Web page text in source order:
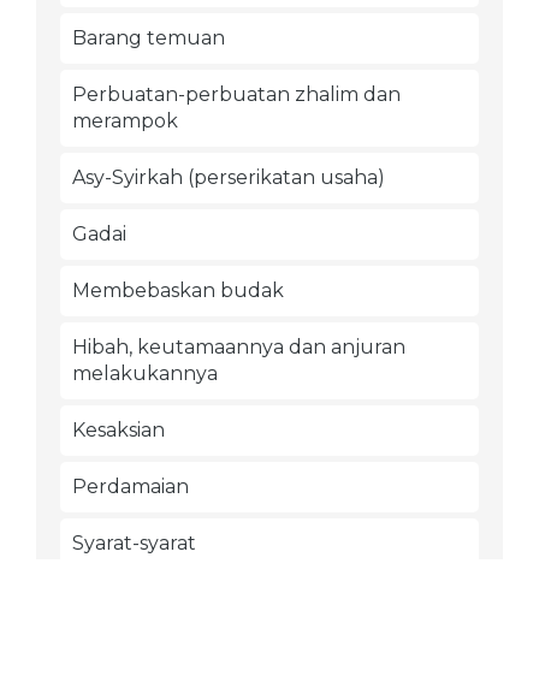
Barang temuan
Perbuatan-perbuatan zhalim dan
merampok
Asy-Syirkah (perserikatan usaha)
Gadai
Membebaskan budak
Hibah, keutamaannya dan anjuran
melakukannya
Kesaksian
Perdamaian
Syarat-syarat